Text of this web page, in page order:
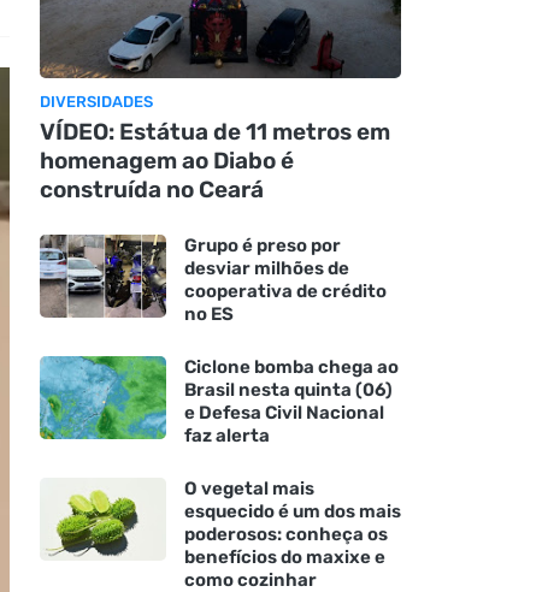
DIVERSIDADES
VÍDEO: Estátua de 11 metros em
homenagem ao Diabo é
construída no Ceará
Grupo é preso por
desviar milhões de
cooperativa de crédito
no ES
Ciclone bomba chega ao
Brasil nesta quinta (06)
e Defesa Civil Nacional
faz alerta
O vegetal mais
esquecido é um dos mais
poderosos: conheça os
benefícios do maxixe e
como cozinhar